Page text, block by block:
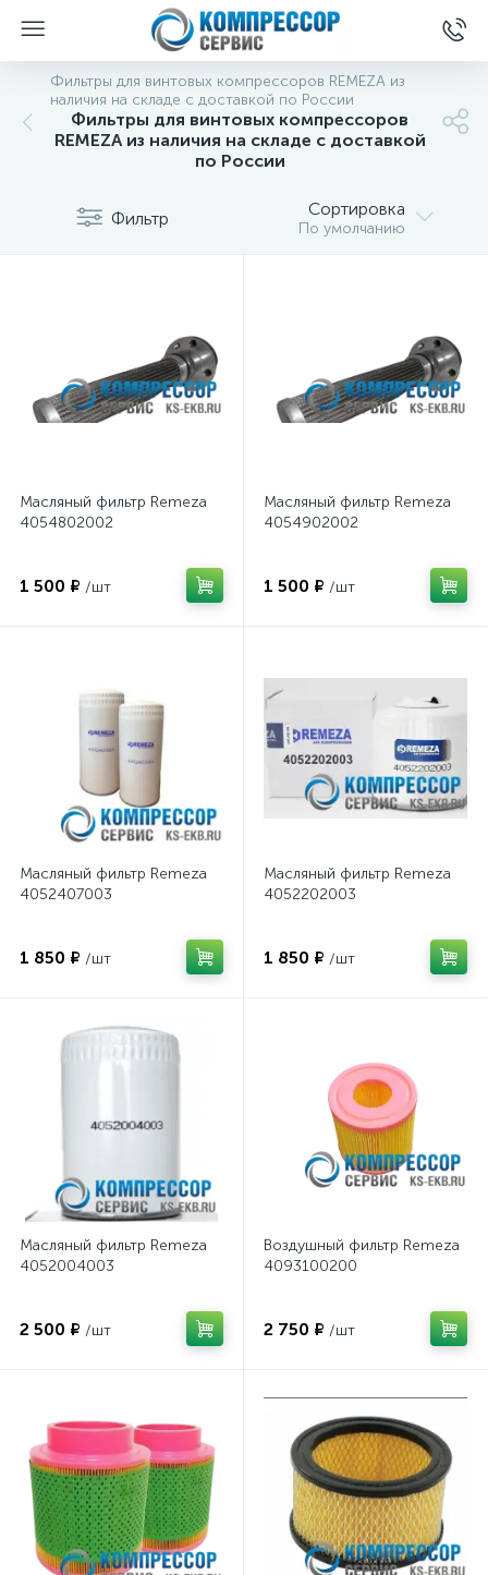
Фильтры для винтовых компрессоров REMEZA из
наличия на складе с доставкой по России
Фильтры для винтовых компрессоров
REMEZA из наличия на складе с доставкой
по России
Фильтр Сортировка
По умолчанию
Масляный фильтр Remeza
4054802002
1 500 ₽ /шт
Масляный фильтр Remeza
4054902002
1 500 ₽ /шт
Масляный фильтр Remeza
4052407003
1 850 ₽ /шт
Масляный фильтр Remeza
4052202003
1 850 ₽ /шт
Масляный фильтр Remeza
4052004003
2 500 ₽ /шт
Воздушный фильтр Remeza
4093100200
2 750 ₽ /шт